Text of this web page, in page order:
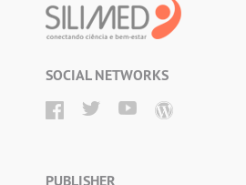
SOCIAL NETWORKS
PUBLISHER